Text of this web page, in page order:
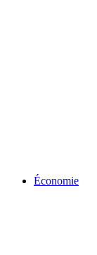
Économie